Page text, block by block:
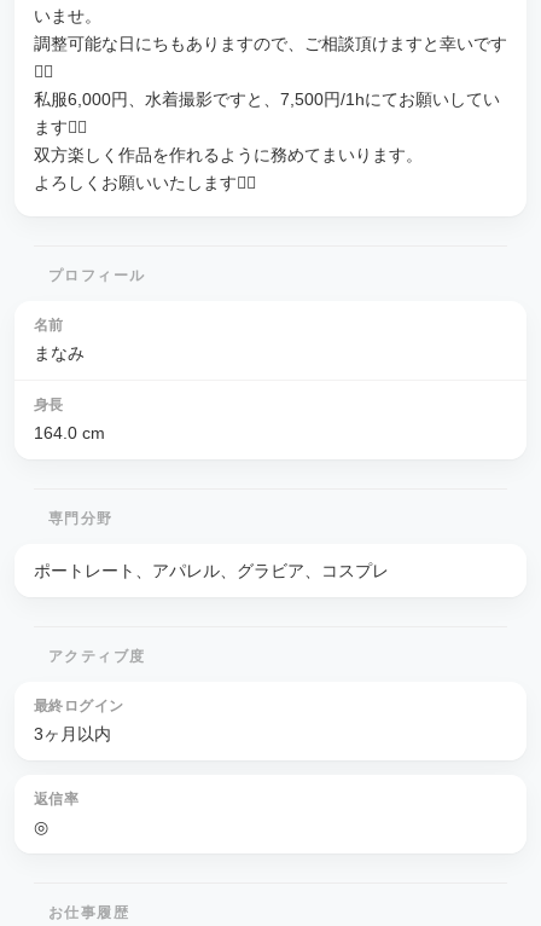
いませ。
調整可能な日にちもありますので、ご相談頂けますと幸いです
🙇‍♀️
私服6,000円、水着撮影ですと、7,500円/1hにてお願いしてい
ます🙇‍♀️
双方楽しく作品を作れるように務めてまいります。
よろしくお願いいたします🙇‍♀️
プロフィール
名前
まなみ
身長
164.0 cm
専門分野
ポートレート、アパレル、グラビア、コスプレ
アクティブ度
最終ログイン
3ヶ月以内
返信率
◎
お仕事履歴